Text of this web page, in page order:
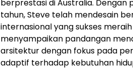
berprestasi diAustralia. Dengan
tahun, Steve telah mendesain
internasional yang sukses
menyampaikan pandangan
arsitektur dengan fokus pada
adaptif terhadap kebutuhan